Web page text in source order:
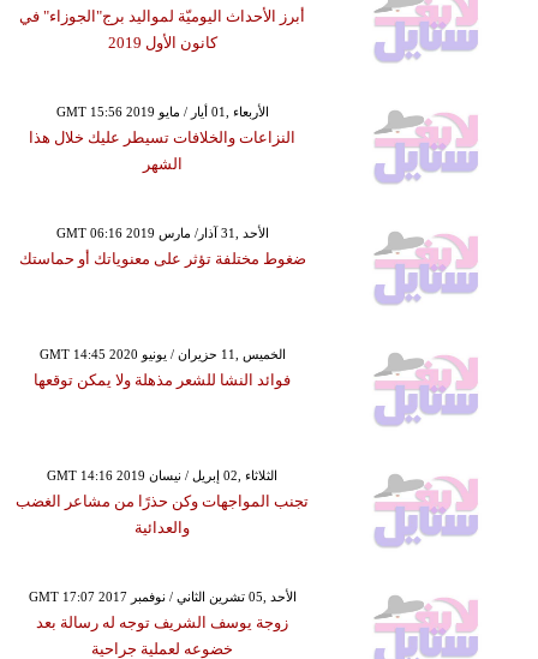
أبرز الأحداث اليوميّة لمواليد برج"الجوزاء" في
كانون الأول 2019
GMT 15:56 2019 الأربعاء ,01 أيار / مايو
النزاعات والخلافات تسيطر عليك خلال هذا
الشهر
GMT 06:16 2019 الأحد ,31 آذار/ مارس
ضغوط مختلفة تؤثر على معنوياتك أو حماستك
GMT 14:45 2020 الخميس ,11 حزيران / يونيو
فوائد النشا للشعر مذهلة ولا يمكن توقعها
GMT 14:16 2019 الثلاثاء ,02 إبريل / نيسان
تجنب المواجهات وكن حذرًا من مشاعر الغضب
والعدائية
GMT 17:07 2017 الأحد ,05 تشرين الثاني / نوفمبر
زوجة يوسف الشريف توجه له رسالة بعد
خضوعه لعملية جراحية